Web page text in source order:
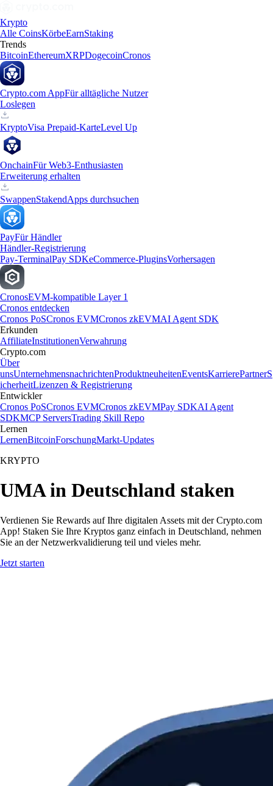
Krypto
Alle CoinsKörbeEarnStaking
Trends
BitcoinEthereumXRPDogecoinCronos
Crypto.com AppFür alltägliche Nutzer
Loslegen
KryptoVisa Prepaid-KarteLevel Up
OnchainFür Web3-Enthusiasten
Erweiterung erhalten
SwappenStakendApps durchsuchen
PayFür Händler
Händler-Registrierung
Pay-TerminalPay SDKeCommerce-PluginsVorhersagen
CronosEVM-kompatible Layer 1
Cronos entdecken
Cronos PoSCronos EVMCronos zkEVMAI Agent SDK
Erkunden
AffiliateInstitutionenVerwahrung
Crypto.com
Über
unsUnternehmensnachrichtenProduktneuheitenEventsKarrierePartnerS
icherheitLizenzen & Registrierung
Entwickler
Cronos PoSCronos EVMCronos zkEVMPay SDKAI Agent
SDKMCP ServersTrading Skill Repo
Lernen
LernenBitcoinForschungMarkt-Updates
KRYPTO
UMA in Deutschland staken
Verdienen Sie Rewards auf Ihre digitalen Assets mit der Crypto.com
App! Staken Sie Ihre Kryptos ganz einfach in Deutschland, nehmen
Sie an der Netzwerkvalidierung teil und vieles mehr.
Jetzt starten